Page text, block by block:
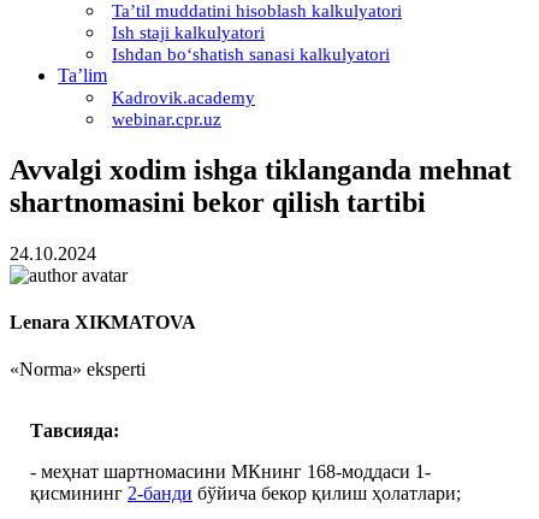
Ta’til muddatini hisoblash kalkulyatori
Ish staji kalkulyatori
Ishdan boʻshatish sanasi kalkulyatori
Ta’lim
Kadrovik.academy
webinar.cpr.uz
Avvalgi хodim ishga tiklanganda mehnat
shartnomasini bekor qilish tartibi
24.10.2024
Lenara XIKMATOVA
«Norma» eksperti
Тавсияда:
- меҳнат шартномасини МКнинг 168-моддаси 1-
қисмининг 2-банди бўйича бекор қилиш ҳолатлари;